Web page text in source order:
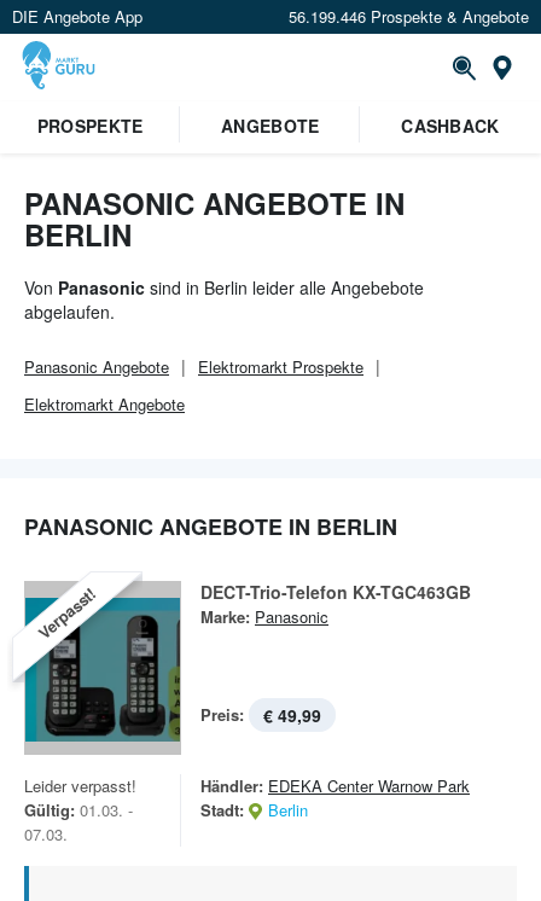
DIE Angebote App 56.199.446 Prospekte & Angebote
PROSPEKTE ANGEBOTE CASHBACK
PANASONIC ANGEBOTE IN
BERLIN
Von Panasonic sind in Berlin leider alle Angebebote
abgelaufen.
Panasonic Angebote Elektromarkt Prospekte
Elektromarkt Angebote
PANASONIC ANGEBOTE IN BERLIN
Verpasst! DECT-Trio-Telefon KX-TGC463GB
Marke: Panasonic
Preis: € 49,99
Leider verpasst!
Gültig: 01.03. -
07.03.
Händler: EDEKA Center Warnow Park
Stadt:
Berlin